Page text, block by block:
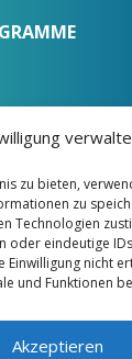
zu bieten,
zu
Technologien
oder eindeutige
Einwilligung nicht
und Funktionen
Akzeptieren